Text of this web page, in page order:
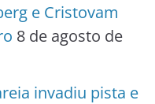
e Cristovam
8 de agosto de
invadiu pista e